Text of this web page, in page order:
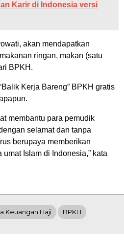
Karir di Indonesia versi
akan mendapatkan
ringan, makan (satu
BPKH.
Kerja Bareng” BPKH gratis
membantu para pemudik
selamat dan tanpa
berupaya memberikan
Islam di Indonesia,” kata
Keuangan Haji BPKH